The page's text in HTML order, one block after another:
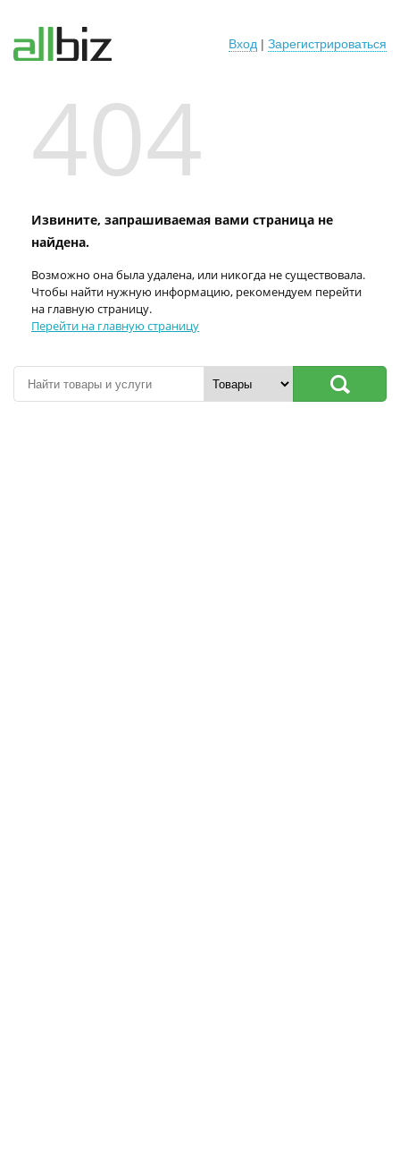
Вход | Зарегистрироваться
404
Извините, запрашиваемая вами страница не
найдена.
Возможно она была удалена, или никогда не существовала.
Чтобы найти нужную информацию, рекомендуем перейти
на главную страницу.
Перейти на главную страницу